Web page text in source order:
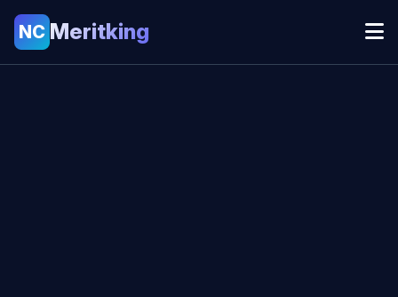
NC Meritking